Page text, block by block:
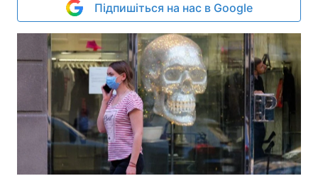
Підпишіться на нас в Google